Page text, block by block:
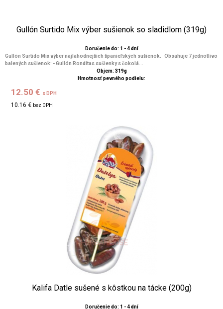
Gullón Surtido Mix výber sušienok so sladidlom (319g)
Doručenie do: 1 - 4 dní
Gullón Surtido Mix výber najlahodnejších španieľských sušienok. Obsahuje 7 jednotlivo
balených sušienok: - Gullón Ronditas sušienky s čokolá...
Objem: 319g
Hmotnosť pevného podielu:
12.50 € s DPH
10.16 € bez DPH
Kalifa Datle sušené s kôstkou na tácke (200g)
Doručenie do: 1 - 4 dní